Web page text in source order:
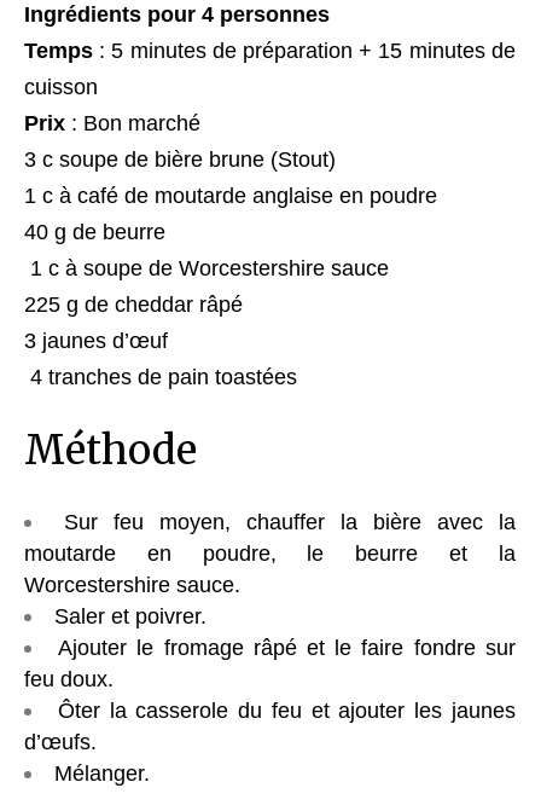
Ingrédients pour 4 personnes
Temps : 5 minutes de préparation + 15 minutes de
cuisson
Prix : Bon marché
3 c soupe de bière brune (Stout)
1 c à café de moutarde anglaise en poudre
40 g de beurre
1 c à soupe de Worcestershire sauce
225 g de cheddar râpé
3 jaunes d’œuf
4 tranches de pain toastées
Méthode
Sur feu moyen, chauffer la bière avec la
moutarde en poudre, le beurre et la
Worcestershire sauce.
Saler et poivrer.
Ajouter le fromage râpé et le faire fondre sur
feu doux.
Ôter la casserole du feu et ajouter les jaunes
d’œufs.
Mélanger.